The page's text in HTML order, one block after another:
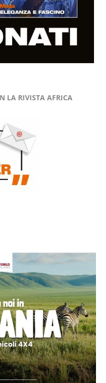
LA RIVISTA AFRICA